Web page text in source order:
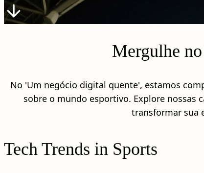
Mergulhe
No 'Um negócio digital quente', estamos
sobre o mundo esportivo. Explore nossas
transformar sua
Tech Trends in Sports